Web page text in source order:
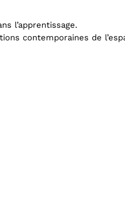
l’apprentissage.
contemporaines de